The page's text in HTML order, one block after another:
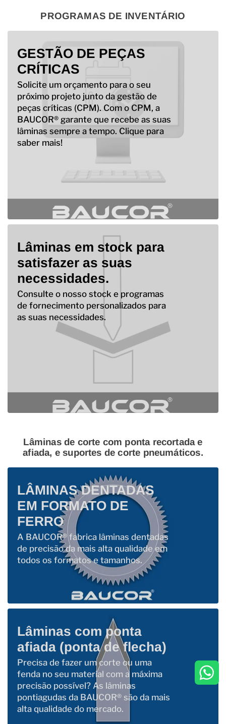
PROGRAMAS DE INVENTÁRIO
GESTÃO DE PEÇAS
CRÍTICAS
Solicite um orçamento para o seu
próximo projeto junto da gestão de
peças críticas (CPM). Com o CPM, a
BAUCOR® garante que recebe as suas
lâminas sempre a tempo. Clique para
saber mais!
Lâminas em stock para
satisfazer as suas
necessidades.
Consulte o nosso stock e programas
de fornecimento personalizados para
as suas necessidades.
Lâminas de corte com ponta recortada e
afiada, e suportes de corte pneumáticos.
LÂMINAS DENTADAS
EM FORMATO DE
FERRO
A BAUCOR® fabrica lâminas dentadas
de precisão da mais alta qualidade em
todos os formatos e tamanhos.
Lâminas com ponta
afiada (ponta de flecha)
Precisa de fazer um corte ou uma
fenda no seu material com a máxima
precisão possível? As lâminas
pontiagudas da BAUCOR® são da mais
alta qualidade do mercado.